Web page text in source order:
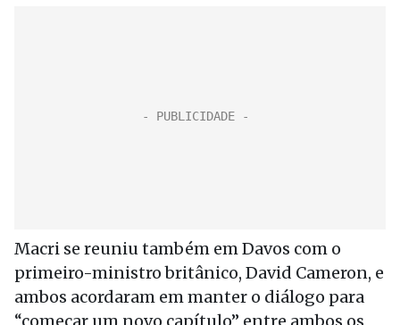
Macri se reuniu também em Davos com o
primeiro-ministro britânico, David Cameron, e
ambos acordaram em manter o diálogo para